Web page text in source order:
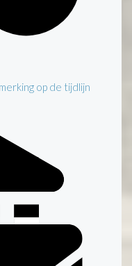
op de tijdlijn